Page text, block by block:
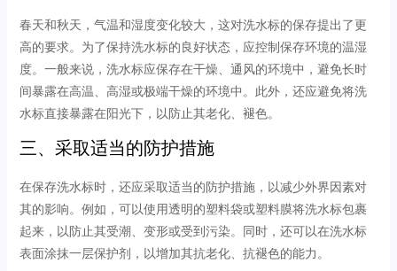
春天和秋天，气温和湿度变化较大，这对洗水标的保存提出了更
高的要求。为了保持洗水标的良好状态，应控制保存环境的温湿
度。一般来说，洗水标应保存在干燥、通风的环境中，避免长时
间暴露在高温、高湿或极端干燥的环境中。此外，还应避免将洗
水标直接暴露在阳光下，以防止其老化、褪色。
三、采取适当的防护措施
在保存洗水标时，还应采取适当的防护措施，以减少外界因素对
其的影响。例如，可以使用透明的塑料袋或塑料膜将洗水标包裹
起来，以防止其受潮、变形或受到污染。同时，还可以在洗水标
表面涂抹一层保护剂，以增加其抗老化、抗褪色的能力。